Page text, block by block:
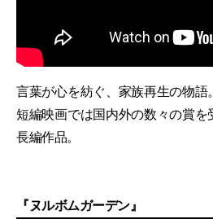
言葉が心を紡ぐ、家族再生の物語
短編映画では国内外の数々の賞
長編作品。
『ヌルボムガーデン』